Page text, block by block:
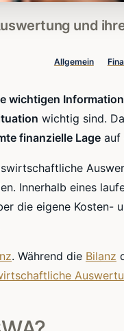
und
Allgemein
wichtigen
wichtig sind.
finanzielle Lage auf
Innerhalb eines
die eigene Kosten-
. Während die Bilanz